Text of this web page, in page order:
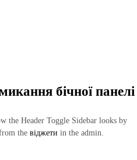
бічної панелі
the Header Toggle Sidebar looks by
the віджети in the admin.